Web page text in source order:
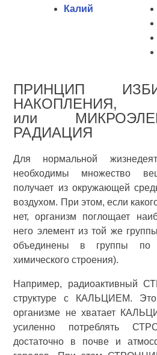
Калий
ПРИНЦИП
НАКОПЛЕНИЯ,
или
РАДИАЦИЯ
Для нормальной
необходимы множество
получает из окружающей
воздухом. При этом, если
нет, организм поглощает
него элемент из той же
объединены в группы по
химического строения).
Например, радиоактивный
структуре с КАЛЬЦИЕМ.
организме не хватает
усиленно потреблять
достаточно в почве и